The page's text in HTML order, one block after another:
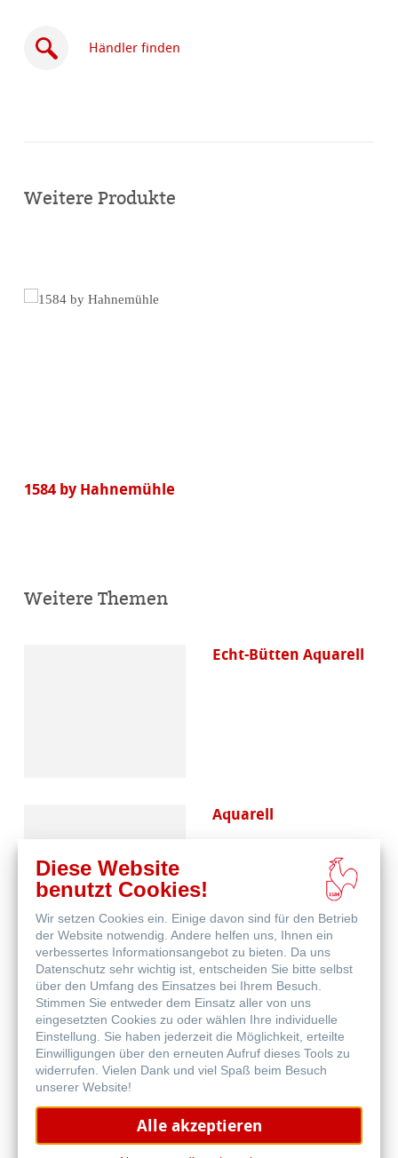
Händler finden
Weitere Produkte
1584 by Hahnemühle
Weitere Themen
Echt-Bütten Aquarell
Aquarell
Skizze & Zeichnen
Häufig gestellte
Fragen
Diese Website
benutzt Cookies!
Wir setzen Cookies ein. Einige davon sind für den Betrieb
der Website notwendig. Andere helfen uns, Ihnen ein
verbessertes Informationsangebot zu bieten. Da uns
Datenschutz sehr wichtig ist, entscheiden Sie bitte selbst
über den Umfang des Einsatzes bei Ihrem Besuch.
Stimmen Sie entweder dem Einsatz aller von uns
eingesetzten Cookies zu oder wählen Ihre individuelle
Einstellung. Sie haben jederzeit die Möglichkeit, erteilte
Einwilligungen über den erneuten Aufruf dieses Tools zu
widerrufen. Vielen Dank und viel Spaß beim Besuch
unserer Website!
Alle akzeptieren